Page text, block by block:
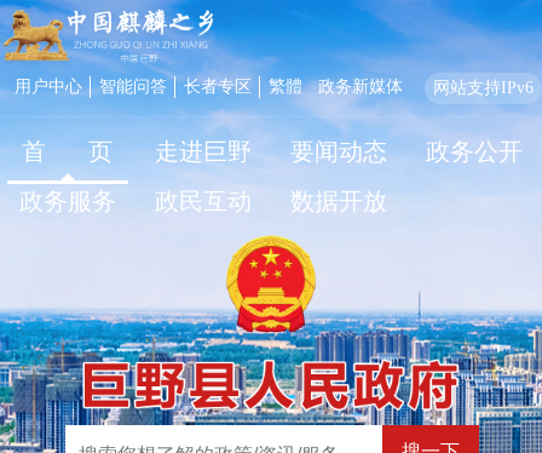
用户中心 智能问答 长者专区 繁體 政务新媒体 网站支持IPv6
首 页 走进巨野 要闻动态
政务公开
政务服务
政民互动 数据开放